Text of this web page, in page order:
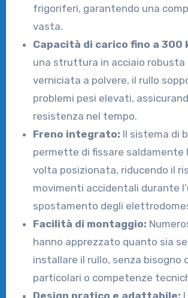
frigoriferi, garantendo una
vasta.
Capacità di carico fino a 300
una struttura in acciaio robusta
verniciata a polvere, il rullo
problemi pesi elevati,
resistenza nel tempo.
Freno integrato: Il sistema di
permette di fissare saldamente
volta posizionata, riducendo il
movimenti accidentali durante
spostamento degli
Facilità di montaggio:
hanno apprezzato quanto sia
installare il rullo, senza bisogno
particolari o competenze